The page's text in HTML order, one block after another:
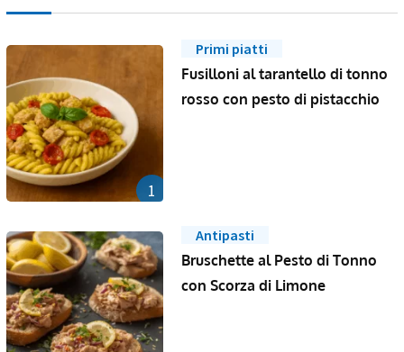
1
Primi piatti
Fusilloni al tarantello di tonno
rosso con pesto di pistacchio
Antipasti
Bruschette al Pesto di Tonno
con Scorza di Limone